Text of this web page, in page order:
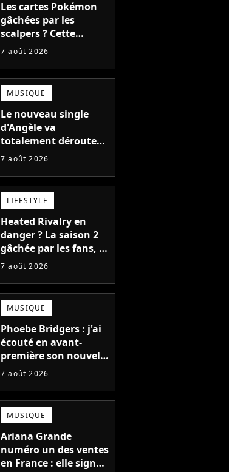
Les cartes Pokémon
gâchées par les
scalpers ? Cette
technique géniale
ruiner les revendeurs
7 août 2026
MUSIQUE
Le nouveau single
d'Angèle va
totalement dérouter
le public, et c'est une
7 août 2026
LIFESTYLE
Heated Rivalry en
danger ? La saison 2
gâchée par les fans, le
créateur pousse un
7 août 2026
MUSIQUE
Phoebe Bridgers : j'ai
écouté en avant-
première son nouvel
album, c'est le bijou
7 août 2026
MUSIQUE
Ariana Grande
numéro un des ventes
en France : elle signe